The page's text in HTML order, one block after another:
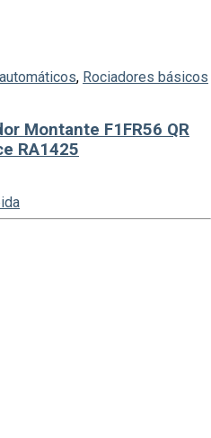
, Rociadores básicos
Montante F1FR56 QR
RA1425